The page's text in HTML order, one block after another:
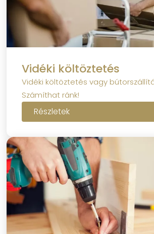
Vidéki költöztetés
Vidéki költöztetés vagy
Számíthat ránk!
Részletek